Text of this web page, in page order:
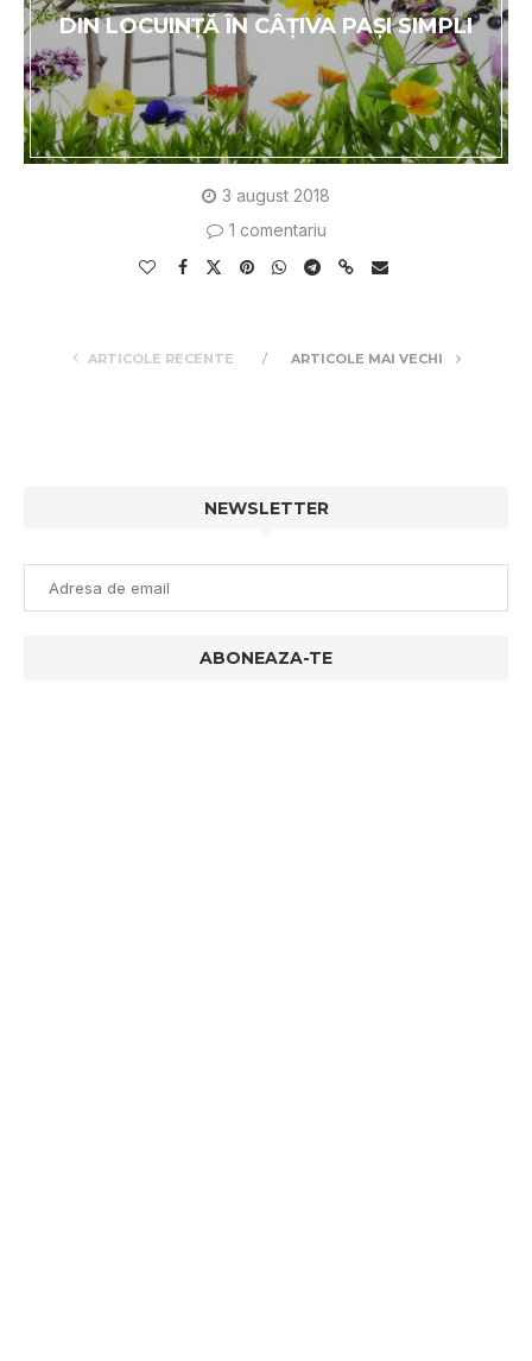
DIN LOCUINŢĂ ÎN CÂŢIVA PAŞI SIMPLI
3 august 2018
1 comentariu
ARTICOLE RECENTE ARTICOLE MAI VECHI
NEWSLETTER